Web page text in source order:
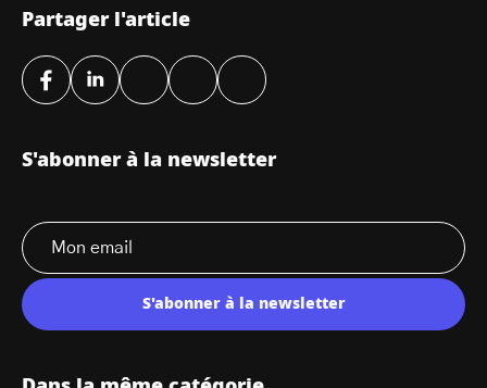
Partager l'article
S'abonner à la newsletter
S'abonner à la newsletter